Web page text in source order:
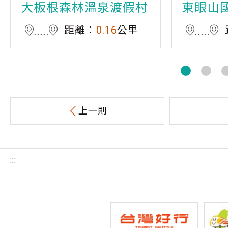
大板根森林溫泉渡假村
距離： 0.16公里
東眼山
上一則
:::